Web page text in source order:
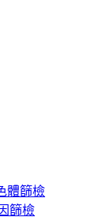
體篩檢
篩檢